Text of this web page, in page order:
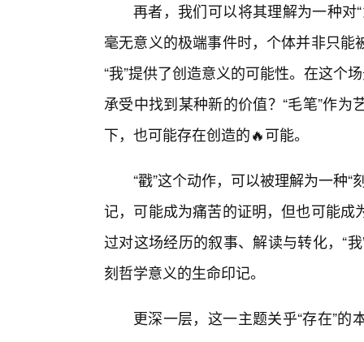
再者，我们可以将其理解为一种对
毫无意义的极端事件时，个体并非只
“我”提供了创造意义的可能性。在这个
承受中找到某种新的价值？“毛笔”作
下，也可能存在创造的🔥可能。
“戳”这个动作，可以被理解为一种
记，可能成为痛苦的证明，但也可能
过对这场经历的叙事、解读与转化，“
刻哲学意义的生命印记。
更深一层，这一主题关乎“存在”